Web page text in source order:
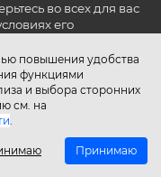
повышения удобства
функциями
и выбора сторонних
см. на
.
Принимаю
во всех для вас
его